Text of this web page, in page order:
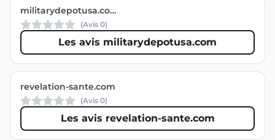
militarydepotusa.com
(Avis 0)
Les avis militarydepotusa.com
revelation-sante.com
(Avis 0)
Les avis revelation-sante.com